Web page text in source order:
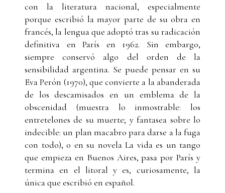
con la literatura nacional, especialmente
porque escribió la mayor parte de su obra en
francés, la lengua que adoptó tras su radicación
definitiva en París en 1962. Sin embargo,
siempre conservó algo del orden de la
sensibilidad argentina. Se puede pensar en su
Eva Perón (1970), que convierte a la abanderada
de los descamisados en un emblema de la
obscenidad (muestra lo inmostrable: los
entretelones de su muerte; y fantasea sobre lo
indecible: un plan macabro para darse a la fuga
con todo), o en su novela La vida es un tango
que empieza en Buenos Aires, pasa por París y
termina en el litoral y es, curiosamente, la
única que escribió en español.